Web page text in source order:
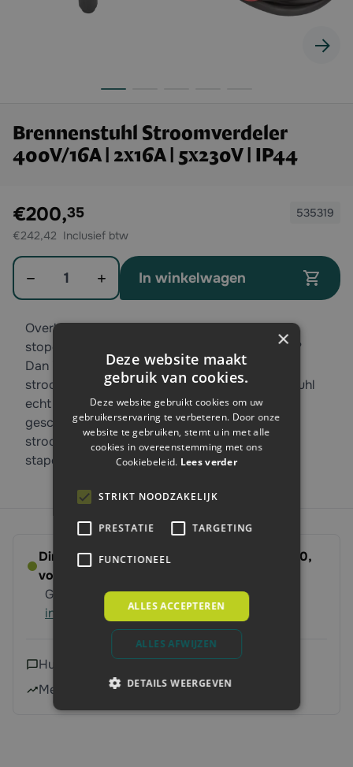
Brennenstuhl Stroomverdeler
400V/16A | 2x16A | 5x230V | IP44
Exclusief btw:
€200,35
€242,42
535319
Aantal
In winkelwagen
Overkomt het u vaak dat u niet genoeg
stopcontacten heeft voor uw werkzaamheden?
Dan is deze compacte rubberen stekkerdoos |
stroomverdeler BSV 3 FI/16 2 IP van Brennenstuhl
echt iets voor u! Deze stroomverdeler is zowel
geschikt voor krachtstroom als het reguliere
stroomnetwerk. De verdeler is compact en
stapelbaar.
Direct leverbaar - Bestel voor dinsdag 14:00,
volgende werkdag op ’t erf
Gratis verzending vanaf 250 euroMeer
informatie
Hulp nodig?
Neem contact met ons op
Meer dan 240.000 klanten geholpen
×
Deze website maakt
gebruik van cookies.
Deze website gebruikt cookies om uw
gebruikerservaring te verbeteren. Door onze
website te gebruiken, stemt u in met alle
cookies in overeenstemming met ons
Cookiebeleid. Lees verder
STRIKT NOODZAKELIJK
PRESTATIE TARGETING
FUNCTIONEEL
ALLES ACCEPTEREN
ALLES AFWIJZEN
DETAILS WEERGEVEN